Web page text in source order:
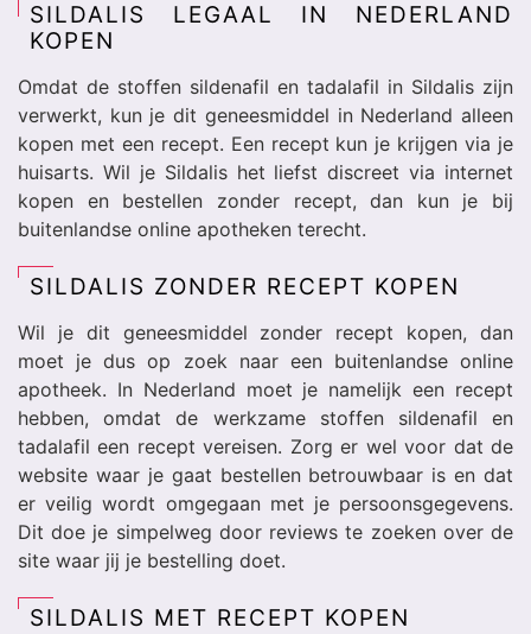
SILDALIS LEGAAL IN NEDERLAND
KOPEN
Omdat de stoffen sildenafil en tadalafil in Sildalis zijn
verwerkt, kun je dit geneesmiddel in Nederland alleen
kopen met een recept. Een recept kun je krijgen via je
huisarts. Wil je Sildalis het liefst discreet via internet
kopen en bestellen zonder recept, dan kun je bij
buitenlandse online apotheken terecht.
SILDALIS ZONDER RECEPT KOPEN
Wil je dit geneesmiddel zonder recept kopen, dan
moet je dus op zoek naar een buitenlandse online
apotheek. In Nederland moet je namelijk een recept
hebben, omdat de werkzame stoffen sildenafil en
tadalafil een recept vereisen. Zorg er wel voor dat de
website waar je gaat bestellen betrouwbaar is en dat
er veilig wordt omgegaan met je persoonsgegevens.
Dit doe je simpelweg door reviews te zoeken over de
site waar jij je bestelling doet.
SILDALIS MET RECEPT KOPEN